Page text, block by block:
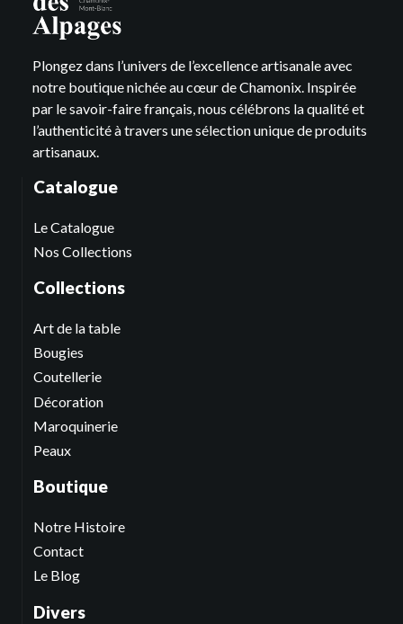
Plongez dans l’univers de l’excellence artisanale avec
notre boutique nichée au cœur de Chamonix. Inspirée
par le savoir-faire français, nous célébrons la qualité et
l’authenticité à travers une sélection unique de produits
artisanaux.
Catalogue
Le Catalogue
Nos Collections
Collections
Art de la table
Bougies
Coutellerie
Décoration
Maroquinerie
Peaux
Boutique
Notre Histoire
Contact
Le Blog
Divers